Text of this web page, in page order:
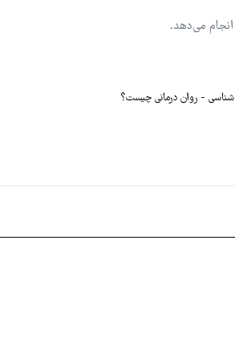
انجام می‌دهد.
روان درمانی چیست؟